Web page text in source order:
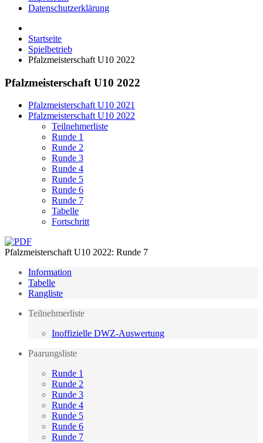
Datenschutzerklärung
Startseite
Spielbetrieb
Pfalzmeisterschaft U10 2022
Pfalzmeisterschaft U10 2022
Pfalzmeisterschaft U10 2021
Pfalzmeisterschaft U10 2022
Teilnehmerliste
Runde 1
Runde 2
Runde 3
Runde 4
Runde 5
Runde 6
Runde 7
Tabelle
Fortschritt
Pfalzmeisterschaft U10 2022: Runde 7
Information
Tabelle
Rangliste
Teilnehmerliste
Inoffizielle DWZ-Auswertung
Paarungsliste
Runde 1
Runde 2
Runde 3
Runde 4
Runde 5
Runde 6
Runde 7